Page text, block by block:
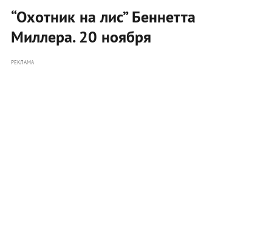
“Охотник на лис” Беннетта
Миллера. 20 ноября
РЕКЛАМА